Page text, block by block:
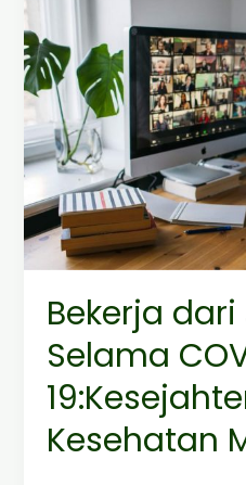
Bekerja
Selama
Kesehatan
Jarak
Jauh
Selama
COVID-
19:Kesejahteraan
&
Kesehatan
Mental
Anda